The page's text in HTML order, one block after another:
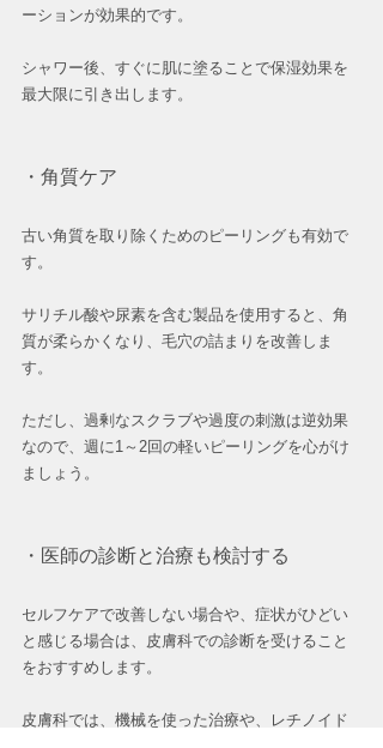
ーションが効果的です。
シャワー後、すぐに肌に塗ることで保湿効果を
最大限に引き出します。
・角質ケア
古い角質を取り除くためのピーリングも有効で
す。
サリチル酸や尿素を含む製品を使用すると、角
質が柔らかくなり、毛穴の詰まりを改善しま
す。
ただし、過剰なスクラブや過度の刺激は逆効果
なので、週に1～2回の軽いピーリングを心がけ
ましょう。
・医師の診断と治療も検討する
セルフケアで改善しない場合や、症状がひどい
と感じる場合は、皮膚科での診断を受けること
をおすすめします。
皮膚科では、機械を使った治療や、レチノイド